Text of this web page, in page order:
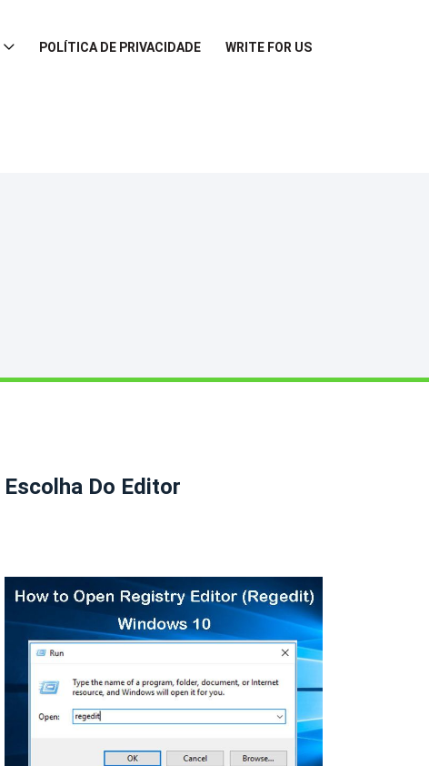
POLÍTICA DE PRIVACIDADE WRITE FOR US
Escolha Do Editor